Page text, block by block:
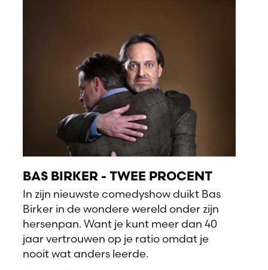
BAS BIRKER - TWEE PROCENT
In zijn nieuwste comedyshow duikt Bas
Birker in de wondere wereld onder zijn
hersenpan. Want je kunt meer dan 40
jaar vertrouwen op je ratio omdat je
nooit wat anders leerde.